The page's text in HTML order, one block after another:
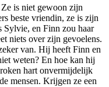
is niet gewoon zijn
beste vriendin, ze is zijn
Sylvie, en Finn zou haar
niets over zijn gevoelens.
van. Hij heeft Finn en
weten? En hoe kan hij
hart onvermijdelijk
mensen. Krijgen ze een